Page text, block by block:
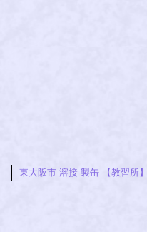
東大阪市 溶接 製缶 【教習所】